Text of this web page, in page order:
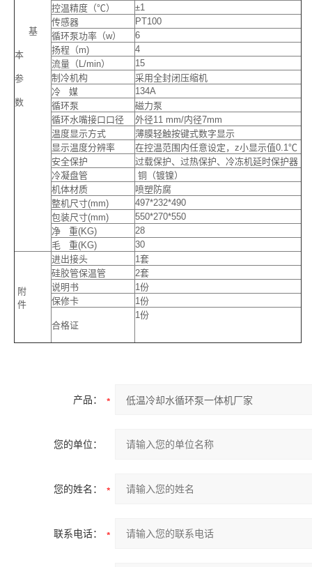
基
本
参
数
控温精度（℃）
±1
传感器
PT100
循环泵功率（w）
6
扬程（m)
4
流量（L/min）
15
制冷机构
采用全封闭压缩机
冷 媒
134A
循环泵
磁力泵
循环水嘴接口口径
外径11 mm/内径7mm
温度显示方式
薄膜轻触按键式数字显示
显示温度分辨率
在控温范围内任意设定，z小显示值0.1℃
安全保护
过载保护、过热保护、冷冻机延时保护器
冷凝盘管
铜（镀镍）
机体材质
喷塑防腐
整机尺寸(mm)
497*232*490
包装尺寸(mm)
550*270*550
净 重(KG)
28
毛 重(KG)
30
附
件
进出接头
1套
硅胶管保温管
2套
说明书
1份
保修卡
1份
合格证
1份
产品：
您的单位：
您的姓名：
联系电话：